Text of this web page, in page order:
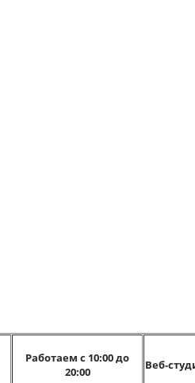
Работаем с 10:00 до
20:00
Веб-